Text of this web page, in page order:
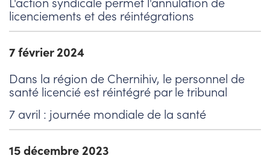
licenciements et des réintégrations
7 février 2024
Dans la région de Chernihiv, le personnel de
santé licencié est réintégré par le tribunal
7 avril : journée mondiale de la santé
15 décembre 2023